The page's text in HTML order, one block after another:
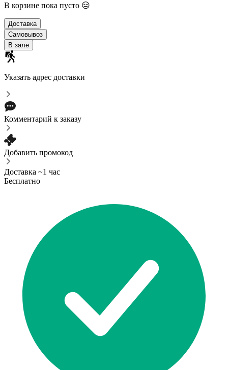
В корзине пока пусто 😑
Доставка
Самовывоз
В зале
Указать адрес доставки
Комментарий к заказу
Добавить промокод
Доставка ~1 час
Бесплатно